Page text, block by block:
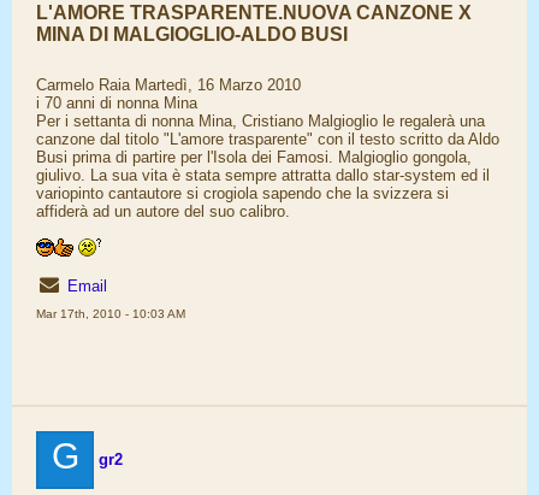
L'AMORE TRASPARENTE.NUOVA CANZONE X
MINA DI MALGIOGLIO-ALDO BUSI
Carmelo Raia Martedì, 16 Marzo 2010
i 70 anni di nonna Mina
Per i settanta di nonna Mina, Cristiano Malgioglio le regalerà una
canzone dal titolo "L'amore trasparente" con il testo scritto da Aldo
Busi prima di partire per l'Isola dei Famosi. Malgioglio gongola,
giulivo. La sua vita è stata sempre attratta dallo star-system ed il
variopinto cantautore si crogiola sapendo che la svizzera si
affiderà ad un autore del suo calibro.
Email
Mar 17th, 2010 - 10:03 AM
G gr2